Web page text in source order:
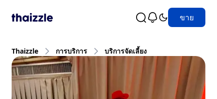
ขาย
Thaizzle การบริการ บริการจัดเลี้ยง